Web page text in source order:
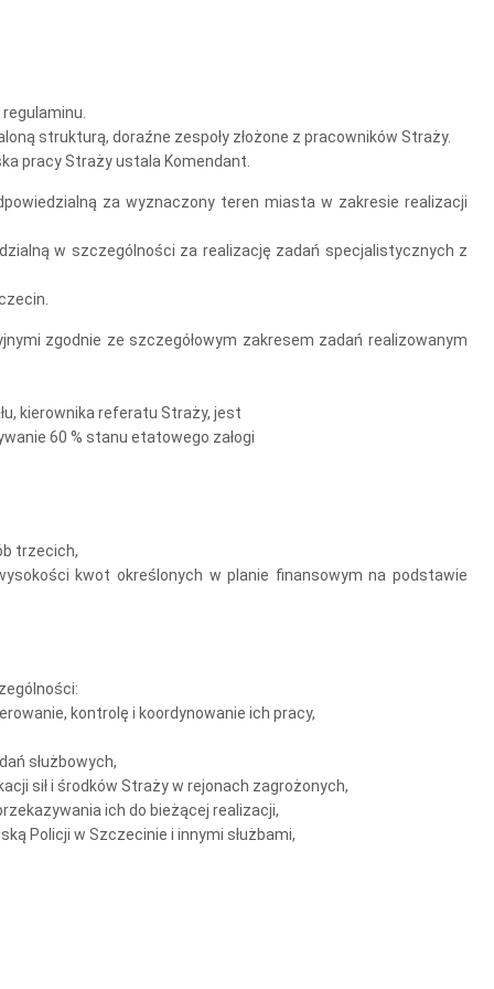
strukturą, doraźne zespoły złożone z pracowników Straży.
pracy Straży ustala Komendant.
za wyznaczony teren miasta w zakresie realizacji
w szczególności za realizację zadań specjalistycznych z
zgodnie ze szczegółowym zakresem zadań realizowanym
kierownika referatu Straży, jest
60 % stanu etatowego załogi
trzecich,
kwot określonych w planie finansowym na podstawie
kontrolę i koordynowanie ich pracy,
służbowych,
sił i środków Straży w rejonach zagrożonych,
ich do bieżącej realizacji,
Policji w Szczecinie i innymi służbami,